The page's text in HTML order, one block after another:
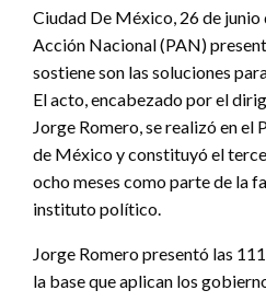
Ciudad De México, 26 de
Acción Nacional (PAN)
sostiene son las soluciones
El acto, encabezado por el
Jorge Romero, se realizó en el
de México y constituyó el
ocho meses como parte de la
instituto político.
Jorge Romero presentó las
la base que aplican los